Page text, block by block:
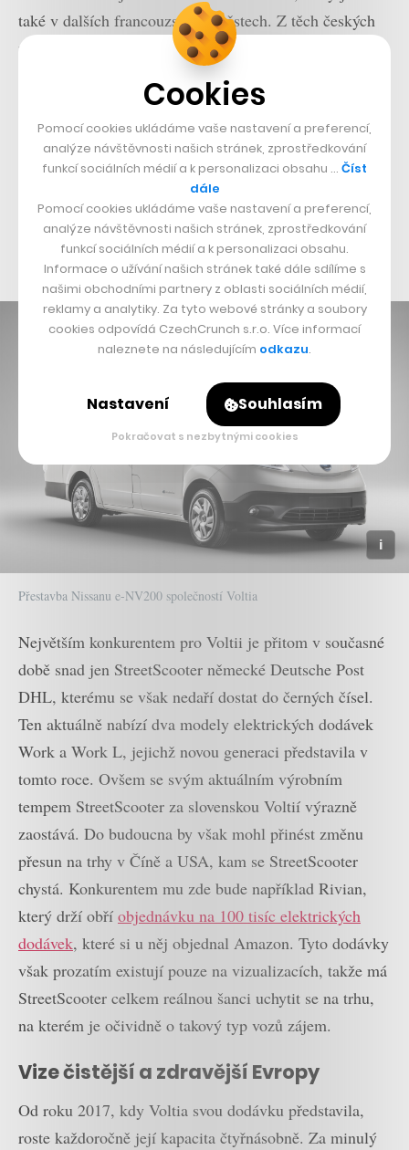
také v dalších francouzských městech. Z těch českých
můžete vozy Voltia potkat například v Ostravě, kde jsou
provozovány společnostmi Hral a Kronenberg.
Voltia by se chtěla postupně propracovat až k 10
tisícům nasazených elektrických dodávek s nulovými
emisemi napříč zeměmi Evropské unie. Výroba vozů by
se měla rozšířit z Trnavy také do Francie a Velké
Británie a do budoucna by firma ráda pronikla i do
Skandinávie.
Přestavba Nissanu e-NV200 společností Voltia
Největším konkurentem pro Voltii je přitom v současné
době snad jen StreetScooter německé Deutsche Post
DHL, kterému se však nedaří dostat do černých čísel.
Ten aktuálně nabízí dva modely elektrických dodávek
Work a Work L, jejichž novou generaci představila v
tomto roce. Ovšem se svým aktuálním výrobním
tempem StreetScooter za slovenskou Voltií výrazně
zaostává. Do budoucna by však mohl přinést změnu
přesun na trhy v Číně a USA, kam se StreetScooter
chystá. Konkurentem mu zde bude například Rivian,
který drží obří objednávku na 100 tisíc elektrických
dodávek, které si u něj objednal Amazon. Tyto dodávky
však prozatím existují pouze na vizualizacích, takže má
StreetScooter celkem reálnou šanci uchytit se na trhu,
na kterém je očividně o takový typ vozů zájem.
Vize čistější a zdravější Evropy
Od roku 2017, kdy Voltia svou dodávku představila,
roste každoročně její kapacita čtyřnásobně. Za minulý
Cookies
Pomocí cookies ukládáme vaše nastavení a preferencí,
analýze návštěvnosti našich stránek, zprostředkování
funkcí sociálních médií a k personalizaci obsahu … Číst
dále
Pomocí cookies ukládáme vaše nastavení a preferencí,
analýze návštěvnosti našich stránek, zprostředkování
funkcí sociálních médií a k personalizaci obsahu.
Informace o užívání našich stránek také dále sdílíme s
našimi obchodními partnery z oblasti sociálních médií,
reklamy a analytiky. Za tyto webové stránky a soubory
cookies odpovídá CzechCrunch s.r.o. Více informací
naleznete na následujícím odkazu.
Nastavení Souhlasím
Pokračovat s nezbytnými cookies